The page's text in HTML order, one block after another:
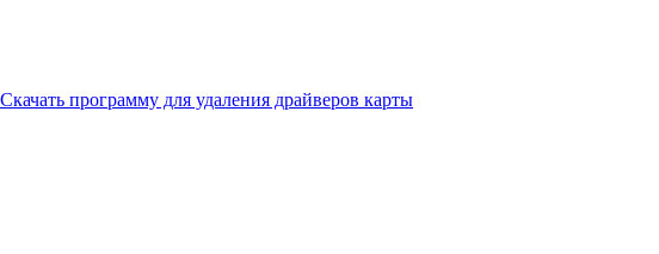
программу для удаления драйверов карты